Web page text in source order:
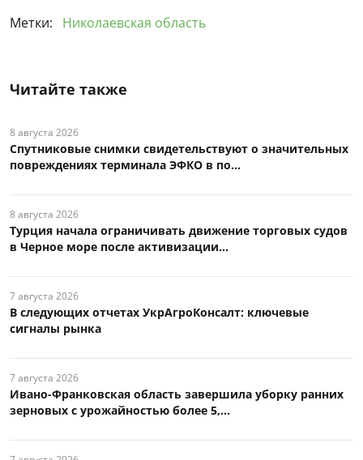
Метки:
Николаевская область
Читайте также
8 августа 2026
Спутниковые снимки свидетельствуют о значительных
повреждениях терминала ЭФКО в по...
8 августа 2026
Турция начала ограничивать движение торговых судов
в Черное море после активизации...
7 августа 2026
В следующих отчетах УкрАгроКонсалт: ключевые
сигналы рынка
7 августа 2026
Ивано-Франковская область завершила уборку ранних
зерновых с урожайностью более 5,...